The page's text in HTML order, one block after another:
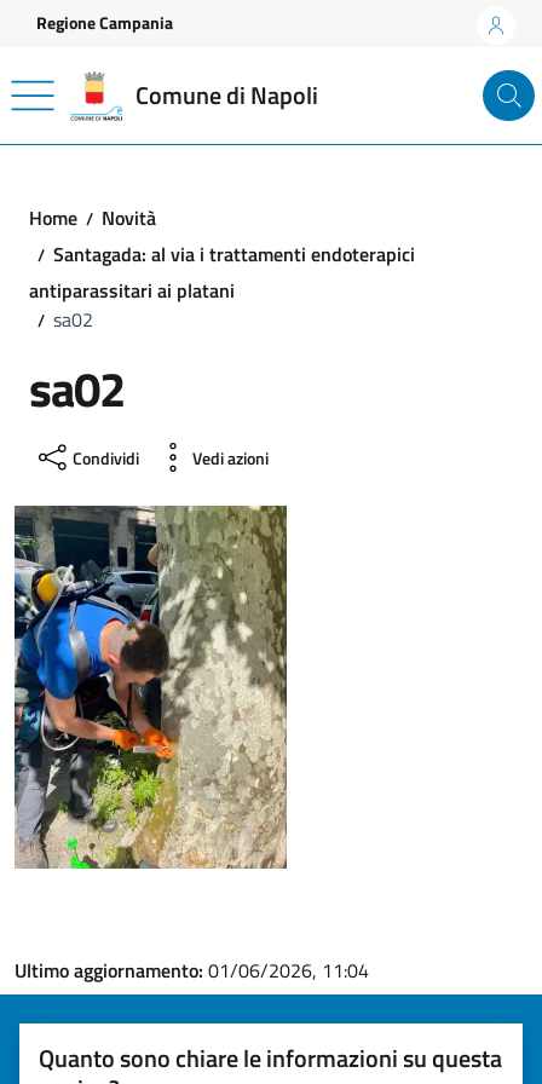
Vai ai contenuti
Vai al footer
Regione Campania
Comune di Napoli
Home
Novità
Santagada: al via i trattamenti endoterapici
antiparassitari ai platani
sa02
sa02
Condividi Vedi azioni
Ultimo aggiornamento: 01/06/2026, 11:04
Quanto sono chiare le informazioni su questa